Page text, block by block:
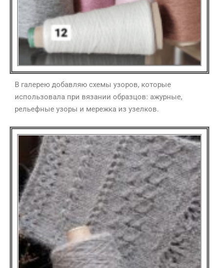
В галерею добавляю схемы узоров, которые
использовала при вязании образцов: ажурные,
рельефные узоры и мережка из узелков.